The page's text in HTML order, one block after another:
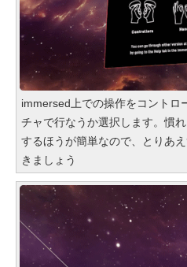
immersed上での操作をコントロ
チャで行なうか選択します。慣
するほうが簡単なので、とりあ
きましょう